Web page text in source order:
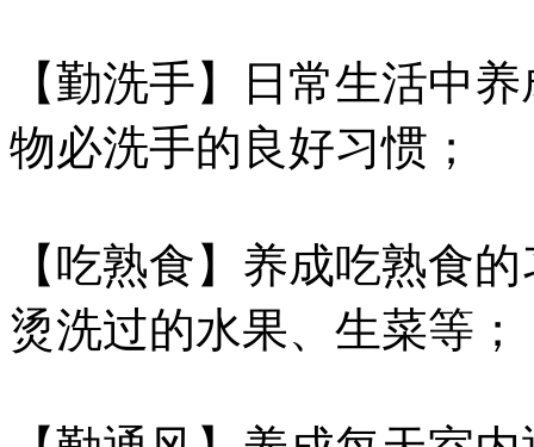
【勤洗手】日常生活中
物必洗手的良好习惯；
【吃熟食】养成吃熟食
烫洗过的水果、生菜等；